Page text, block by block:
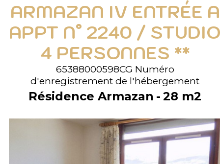
ARMAZAN IV ENTRÉE A
APPT N° 2240 /
4 PERSONNES **
65388000598CG Numéro
d'enregistrement de l'hébergement
Résidence Armazan 28 m2